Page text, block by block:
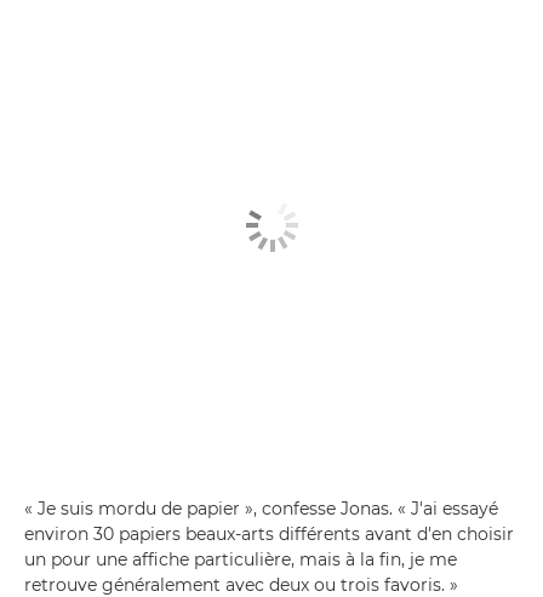
« Je suis mordu de papier », confesse Jonas. « J'ai essayé
environ 30 papiers beaux-arts différents avant d'en choisir
un pour une affiche particulière, mais à la fin, je me
retrouve généralement avec deux ou trois favoris. »